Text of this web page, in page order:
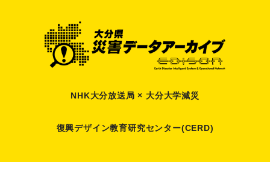
NHK大分放送局 × 大分大学減災
復興デザイン教育研究センター(CERD)